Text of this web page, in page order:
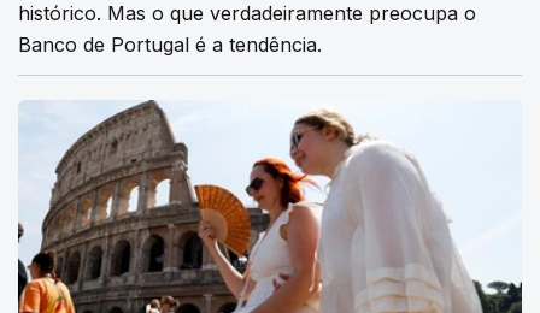
histórico. Mas o que verdadeiramente preocupa o
Banco de Portugal é a tendência.